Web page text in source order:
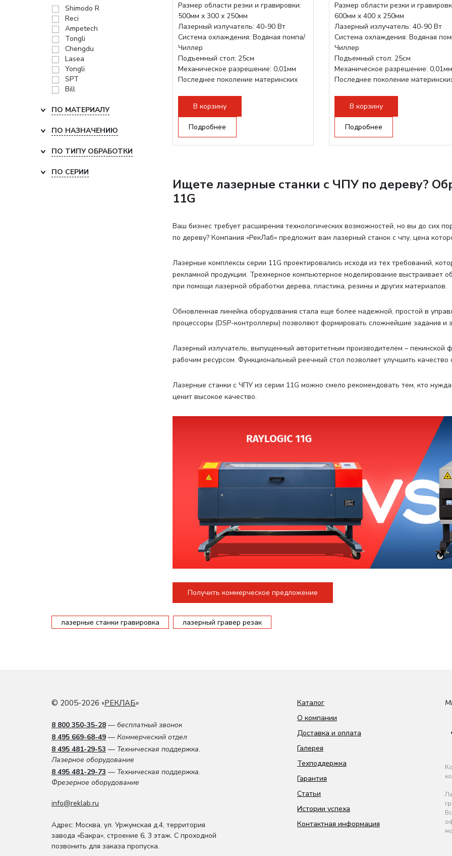
Размер области резки и гравировки:
500мм х 300 х 250мм
Лазерный излучатель: 40-90 Вт
Система охлаждения: Водяная помпа/
Чиллер
Подъемный стол: 25см
Механическое разрешение: 0,01мм
Последнее поколение материнских
В корзину
Подробнее
Размер области резки и
600мм х 400 х 250мм
Лазерный излучатель: 40-90 Вт
Система охлаждения: Водяная
Чиллер
Подъемный стол: 25см
Механическое разрешение: 0,01мм
Последнее поколение
В корзину
Подробнее
Ищете лазерные станки с ЧПУ по дереву?
11G
Ваш бизнес требует расширения технологических возможностей, но вы до сих
по дереву? Компания «РекЛаб» предложит вам лазерный станок с чпу, цена
Лазерные комплексы серии 11G проектировались исходя из тех требований,
рекламной продукции. Трехмерное компьютерное моделирование выстраивает
при помощи лазерной обработки дерева, пластика, резины и других материалов.
Обновленная линейка оборудования стала еще более надежной, простой в
процессоры (DSP-контроллеры) позволяют формировать сложнейшие задания и
Лазерный излучатель, выпущенный авторитетным производителем – пекинской
рабочим ресурсом. Функциональный реечный стол позволяет улучшить качество
Лазерные станки с ЧПУ из серии 11G можно смело рекомендовать тем, кто
ценит высокое качество.
Получить коммерческое предложение
Shimodo R
Reci
Ampetech
Tongli
Chengdu
Lasea
Yongli
SPT
Bill
ПО МАТЕРИАЛУ
ПО НАЗНАЧЕНИЮ
ПО ТИПУ ОБРАБОТКИ
ПО СЕРИИ
лазерные станки гравировка лазерный гравер резак
© 2005-2026 «РЕКЛАБ»
8 800 350-35-28 — бесплатный звонок
8 495 669-68-49 — Коммерческий отдел
8 495 481-29-53 — Техническая поддержка.
Лазерное оборудование
8 495 481-29-73 — Техническая поддержка.
Фрезерное оборудование
info@reklab.ru
Адрес: Москва, ул. Уржумская д.4, территория
завода «Бакра», строение 6, 3 этаж. С проходной
позвонить для заказа пропуска.
Каталог
О компании
Доставка и оплата
Галерея
Техподдержка
Гарантия
Статьи
Истории успеха
Контактная информация